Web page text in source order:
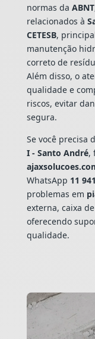
normas da ABNT
relacionados à
CETESB,
manutenção
correto de
Além disso, o
qualidade e
riscos, evitar
segura.
Se você precisa
I - Santo André,
WhatsApp 11
problemas em
externa, caixa
oferecendo
qualidade.